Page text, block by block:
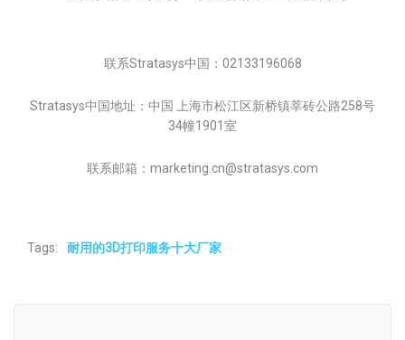
联系Stratasys中国：02133196068
Stratasys中国地址：中国 上海市松江区新桥镇莘砖公路258号
34幢1901室
联系邮箱：marketing.cn@stratasys.com
Tags: 耐用的3D打印服务十大厂家